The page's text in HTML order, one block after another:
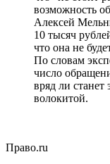
возможность
Алексей
10 тысяч
что она не
По словам
число
вряд ли
волокитой.
Право.ru